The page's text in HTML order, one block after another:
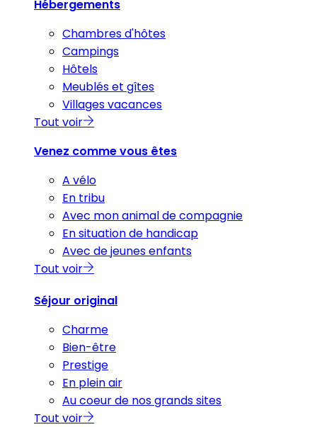
Hébergements
Chambres d'hôtes
Campings
Hôtels
Meublés et gîtes
Villages vacances
Tout voir
Venez comme vous êtes
A vélo
En tribu
Avec mon animal de compagnie
En situation de handicap
Avec de jeunes enfants
Tout voir
Séjour original
Charme
Bien-être
Prestige
En plein air
Au coeur de nos grands sites
Tout voir